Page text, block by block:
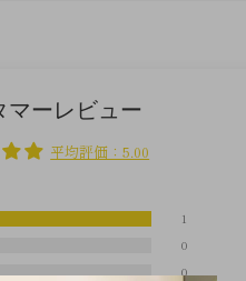
マーレビュー
平均評価：5.00
1
0
0